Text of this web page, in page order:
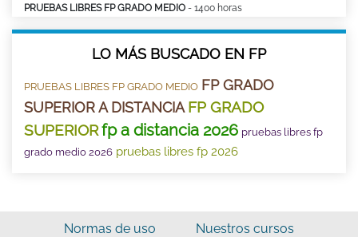
PRUEBAS LIBRES FP GRADO MEDIO - 1400 horas
LO MÁS BUSCADO EN FP
PRUEBAS LIBRES FP GRADO MEDIO FP GRADO
SUPERIOR A DISTANCIA FP GRADO
SUPERIORfp a distancia 2026 pruebas libres fp
grado medio 2026 pruebas libres fp 2026
Normas de uso Nuestros cursos